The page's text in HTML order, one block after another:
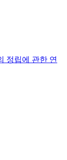
정립에 관한 연